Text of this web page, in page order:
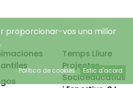
Temps Lliure
Projectes
Socioeducatius
proporcionar-vos una millor
Política de cookies Estic d'acord